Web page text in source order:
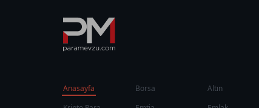
Anasayfa Borsa
Altın